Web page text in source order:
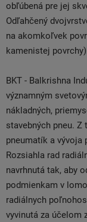
obľúbená pre jej
Odľahčený
na akomkoľvek
kamenistej
BKT - Balkrishna
významným
nákladných,
stavebných pneu.
pneumatík a vývoja
Rozsiahla rad
navrhnutá tak, aby
podmienkam v
radiálnych
vyvinutá za účelom